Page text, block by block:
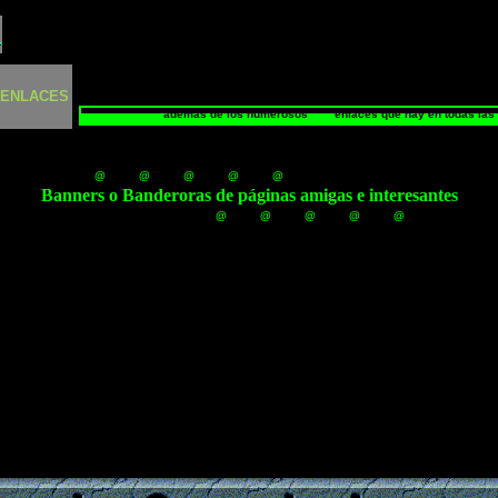
además de los numerosos enlaces que hay en todas las
@ @ @ @ @
Banners o Banderoras de páginas amigas e interesantes
@ @ @ @ @